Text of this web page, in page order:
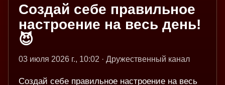
Создай себе правильное
настроение на весь день!
😈
03 июля 2026 г., 10:02 · Дружественный канал
Создай себе правильное настроение на весь